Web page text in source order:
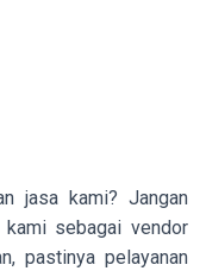
jasa kami? Jangan
kami sebagai vendor
pastinya pelayanan